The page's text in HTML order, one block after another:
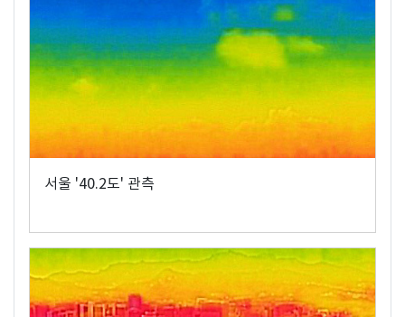
서울 '40.2도' 관측